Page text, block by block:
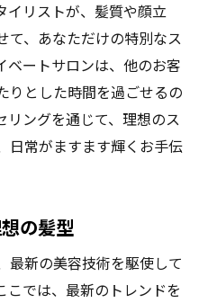
イリストが、髪質や顔立
て、あなただけの特別なス
ベートサロンは、他のお客
りとした時間を過ごせるの
リングを通じて、理想のス
日常がますます輝くお手伝
の髪型
最新の美容技術を駆使して
こでは、最新のトレンドを